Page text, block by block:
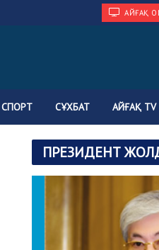
АЙҒАҚ
СПОРТ СҰХБАТ АЙҒАҚ TV
ПРЕЗИДЕНТ